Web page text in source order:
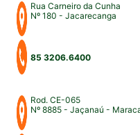
Rua Carneiro da Cunha
Nº 180 - Jacarecanga
85 3206.6400
Rod. CE-065
Nº 8885 - Jaçanaú -